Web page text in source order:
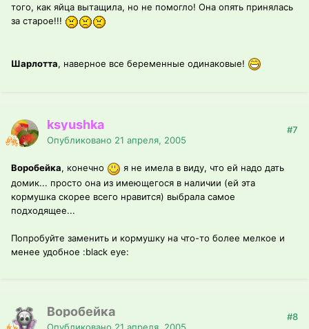
того, как яйца вытащила, но не помогло! Она опять принялась
за старое!!!
Шарлотта, наверное все беременные одинаковые!
ksyushka
Опубликовано 21 апреля, 2005
#7
Воробейка, конечно
я не имела в виду, что ей надо дать
домик... просто она из имеющегося в наличии (ей эта
кормушка скорее всего нравится) выбрала самое
подходящее...
Попробуйте заменить и кормушку на что-то более мелкое и
менее удобное :black eye:
Воробейка #8